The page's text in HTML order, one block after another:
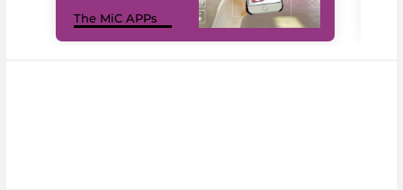
The MiC APPs